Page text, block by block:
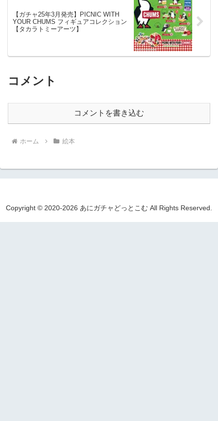
【ガチャ25年3月発売】PICNIC WITH
YOUR CHUMS フィギュアコレクション
【タカラトミーアーツ】
コメント
コメントを書き込む
ホーム 絵本
Copyright © 2020-2026 あにガチャどっとこむ All Rights Reserved.